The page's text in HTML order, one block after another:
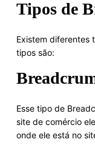
Tipos de
Existem diferentes
tipos são:
Esse tipo de
site de comércio
onde ele está no